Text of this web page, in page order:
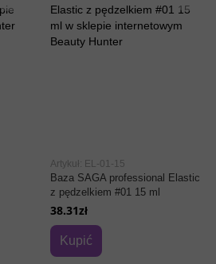
Artykuł: EL-01-15
Baza SAGA professional Elastic
z pędzelkiem #01 15 ml
38.31zł
Kupić